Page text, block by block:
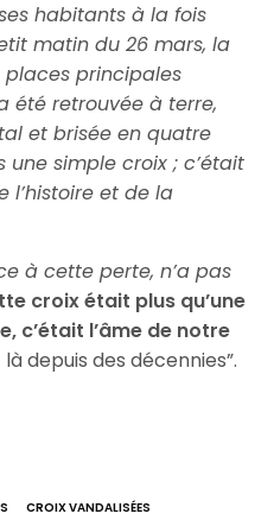
habitants à la fois
matin du 26 mars, la
places principales
été retrouvée à terre,
et brisée en quatre
une simple croix ; c’était
l’histoire et de la
à cette perte, n’a pas
croix était plus qu’une
c’était l’âme de notre
depuis des décennies”.
CROIX VANDALISÉES